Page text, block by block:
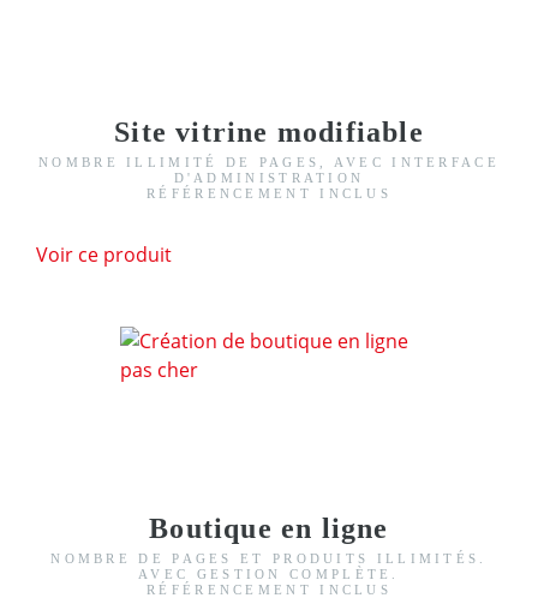
Site vitrine modifiable
NOMBRE ILLIMITÉ DE PAGES, AVEC INTERFACE
D'ADMINISTRATION
RÉFÉRENCEMENT INCLUS
Voir ce produit
Boutique en ligne
NOMBRE DE PAGES ET PRODUITS ILLIMITÉS.
AVEC GESTION COMPLÈTE.
RÉFÉRENCEMENT INCLUS